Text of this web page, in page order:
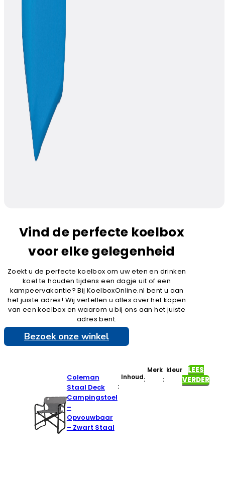
Vind de perfecte koelbox
voor elke gelegenheid
Zoekt u de perfecte koelbox om uw eten en drinken
koel te houden tijdens een dagje uit of een
kampeervakantie? Bij KoelboxOnline.nl bent u aan
het juiste adres! Wij vertellen u alles over het kopen
van een koelbox en waarom u bij ons aan het juiste
adres bent.
Bezoek onze winkel
Coleman
Staal Deck
Campingstoel
–
Opvouwbaar
– Zwart Staal
Inhoud
:
Merk
:
kleur
:
LEES
VERDER